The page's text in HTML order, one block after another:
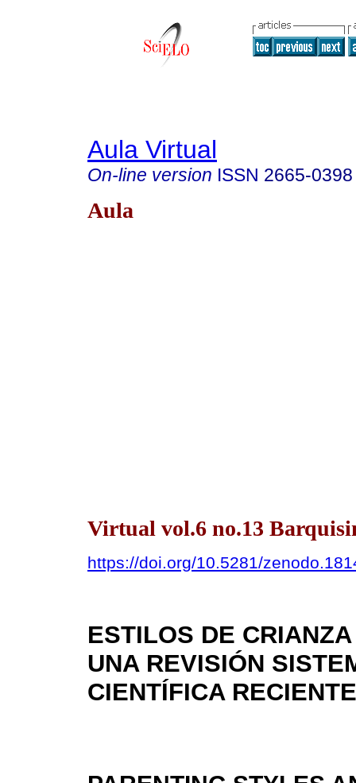
Aula Virtual
On-line version ISSN 2665-0398
Aula
Virtual vol.6 no.13
https://doi.org/10.5281/
ESTILOS DE
UNA REVISIÓN
CIENTÍFICA RECIENTE